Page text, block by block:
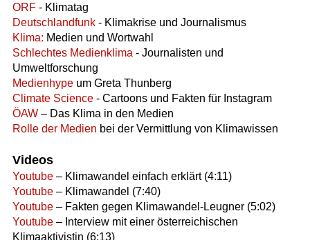
ORF- Klimatag
Deutschlandfunk- Klimakrise und Journalismus
Klima: Medien und Wortwahl
Schlechtes Medienklima - Journalisten und
Umweltforschung
Medienhypeum Greta Thunberg
Climate Science- Cartoons und Fakten für Instagram
ÖAW– Das Klima in den Medien
Rolle der Medien bei der Vermittlung von Klimawissen
Videos
Youtube– Klimawandel einfach erklärt (4:11)
Youtube– Klimawandel (7:40)
Youtube– Fakten gegen Klimawandel-Leugner (5:02)
Youtube– Interview mit einer österreichischen
Klimaaktivistin (6:13)